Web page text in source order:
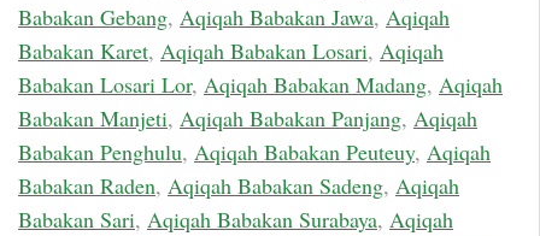
Babakan Gebang, Aqiqah Babakan Jawa, Aqiqah
Babakan Karet, Aqiqah Babakan Losari, Aqiqah
Babakan Losari Lor, Aqiqah Babakan Madang, Aqiqah
Babakan Manjeti, Aqiqah Babakan Panjang, Aqiqah
Babakan Penghulu, Aqiqah Babakan Peuteuy, Aqiqah
Babakan Raden, Aqiqah Babakan Sadeng, Aqiqah
Babakan Sari, Aqiqah Babakan Surabaya, Aqiqah